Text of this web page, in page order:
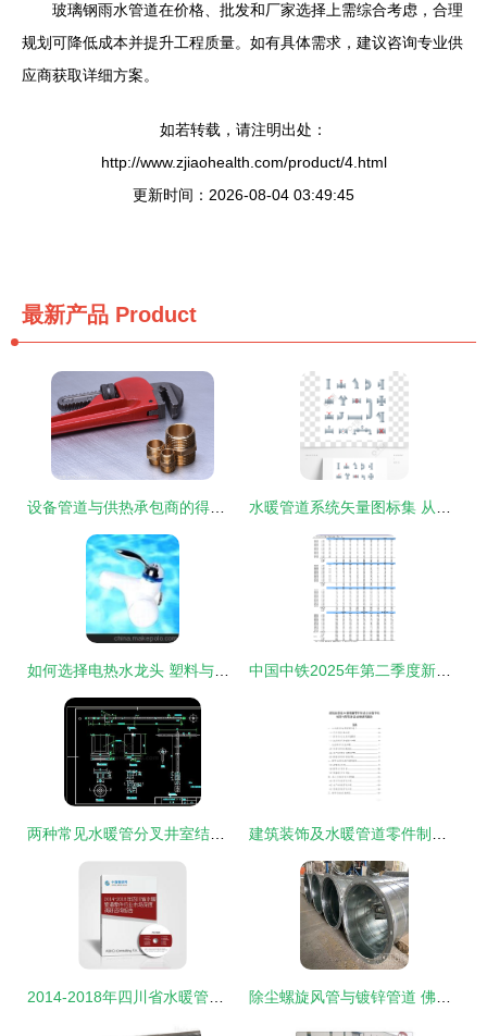
玻璃钢雨水管道在价格、批发和厂家选择上需综合考虑，合理
规划可降低成本并提升工程质量。如有具体需求，建议咨询专业供
应商获取详细方案。
如若转载，请注明出处：
http://www.zjiaohealth.com/product/4.html
更新时间：2026-08-04 03:49:45
最新产品 Product